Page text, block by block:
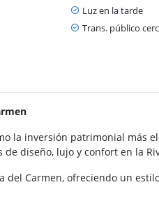
Luz en la tarde
Trans. público
la inversión patrimonial más
diseño, lujo y confort en la
del Carmen, ofreciendo un